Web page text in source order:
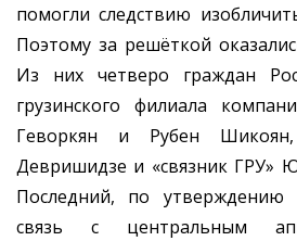
помогли следствию
Поэтому за решёткой
Из них четверо граждан
грузинского филиала
Геворкян и Рубен
Девришидзе и «связник ГРУ»
Последний, по утверждению
связь с центральным